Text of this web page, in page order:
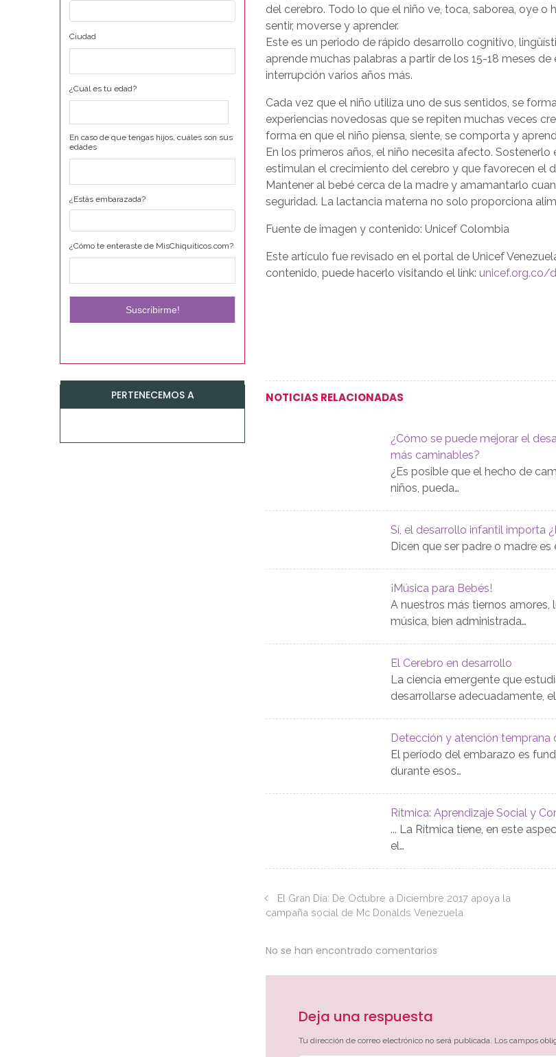
del cerebro. Todo lo que el niño ve, toca, saborea, oye o
sentir, moverse y aprender.
Este es un periodo de rápido desarrollo cognitivo,
aprende muchas palabras a partir de los 15-18 meses
interrupción varios años más.
Cada vez que el niño utiliza uno de sus sentidos, se
experiencias novedosas que se repiten muchas veces
forma en que el niño piensa, siente, se comporta y
En los primeros años, el niño necesita afecto.
estimulan el crecimiento del cerebro y que favorecen el
Mantener al bebé cerca de la madre y amamantarlo
seguridad. La lactancia materna no solo proporciona
Fuente de imagen y contenido: Unicef Colombia
Este artículo fue revisado en el portal de Unicef
contenido, puede hacerlo visitando el link: unicef.org.co/
NOTICIAS RELACIONADAS
¿Cómo se puede mejorar el
más caminables?
¿Es posible que el hecho de
niños, pueda…
Sí, el desarrollo infantil importa
Dicen que ser padre o madre
¡Música para Bebés!
A nuestros más tiernos amores,
música, bien administrada…
El Cerebro en desarrollo
La ciencia emergente que
desarrollarse adecuadamente,
Detección y atención temprana
El período del embarazo es
durante esos…
Rítmica: Aprendizaje Social y
... La Rítmica tiene, en este
el…
El Gran Día: De Octubre a Diciembre 2017 apoya la
campaña social de Mc Donalds Venezuela
No se han encontrado comentarios
Deja una respuesta
Tu dirección de correo electrónico no será publicada. Los campos
Ciudad
¿Cuál es tu edad?
En caso de que tengas hijos, cuáles son sus
edades
¿Estás embarazada?
¿Cómo te enteraste de MisChiquiticos.com?
PERTENECEMOS A